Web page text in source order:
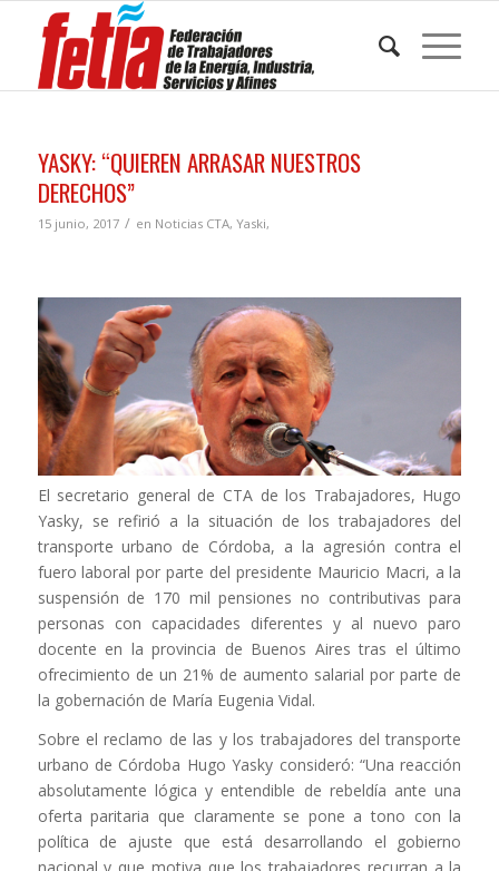
YASKY: “QUIEREN ARRASAR NUESTROS
DERECHOS”
15 junio, 2017 / en Noticias CTA, Yaski,
El secretario general de CTA de los Trabajadores, Hugo
Yasky, se refirió a la situación de los trabajadores del
transporte urbano de Córdoba, a la agresión contra el
fuero laboral por parte del presidente Mauricio Macri, a la
suspensión de 170 mil pensiones no contributivas para
personas con capacidades diferentes y al nuevo paro
docente en la provincia de Buenos Aires tras el último
ofrecimiento de un 21% de aumento salarial por parte de
la gobernación de María Eugenia Vidal.
Sobre el reclamo de las y los trabajadores del transporte
urbano de Córdoba Hugo Yasky consideró: “Una reacción
absolutamente lógica y entendible de rebeldía ante una
oferta paritaria que claramente se pone a tono con la
política de ajuste que está desarrollando el gobierno
nacional y que motiva que los trabajadores recurran a la